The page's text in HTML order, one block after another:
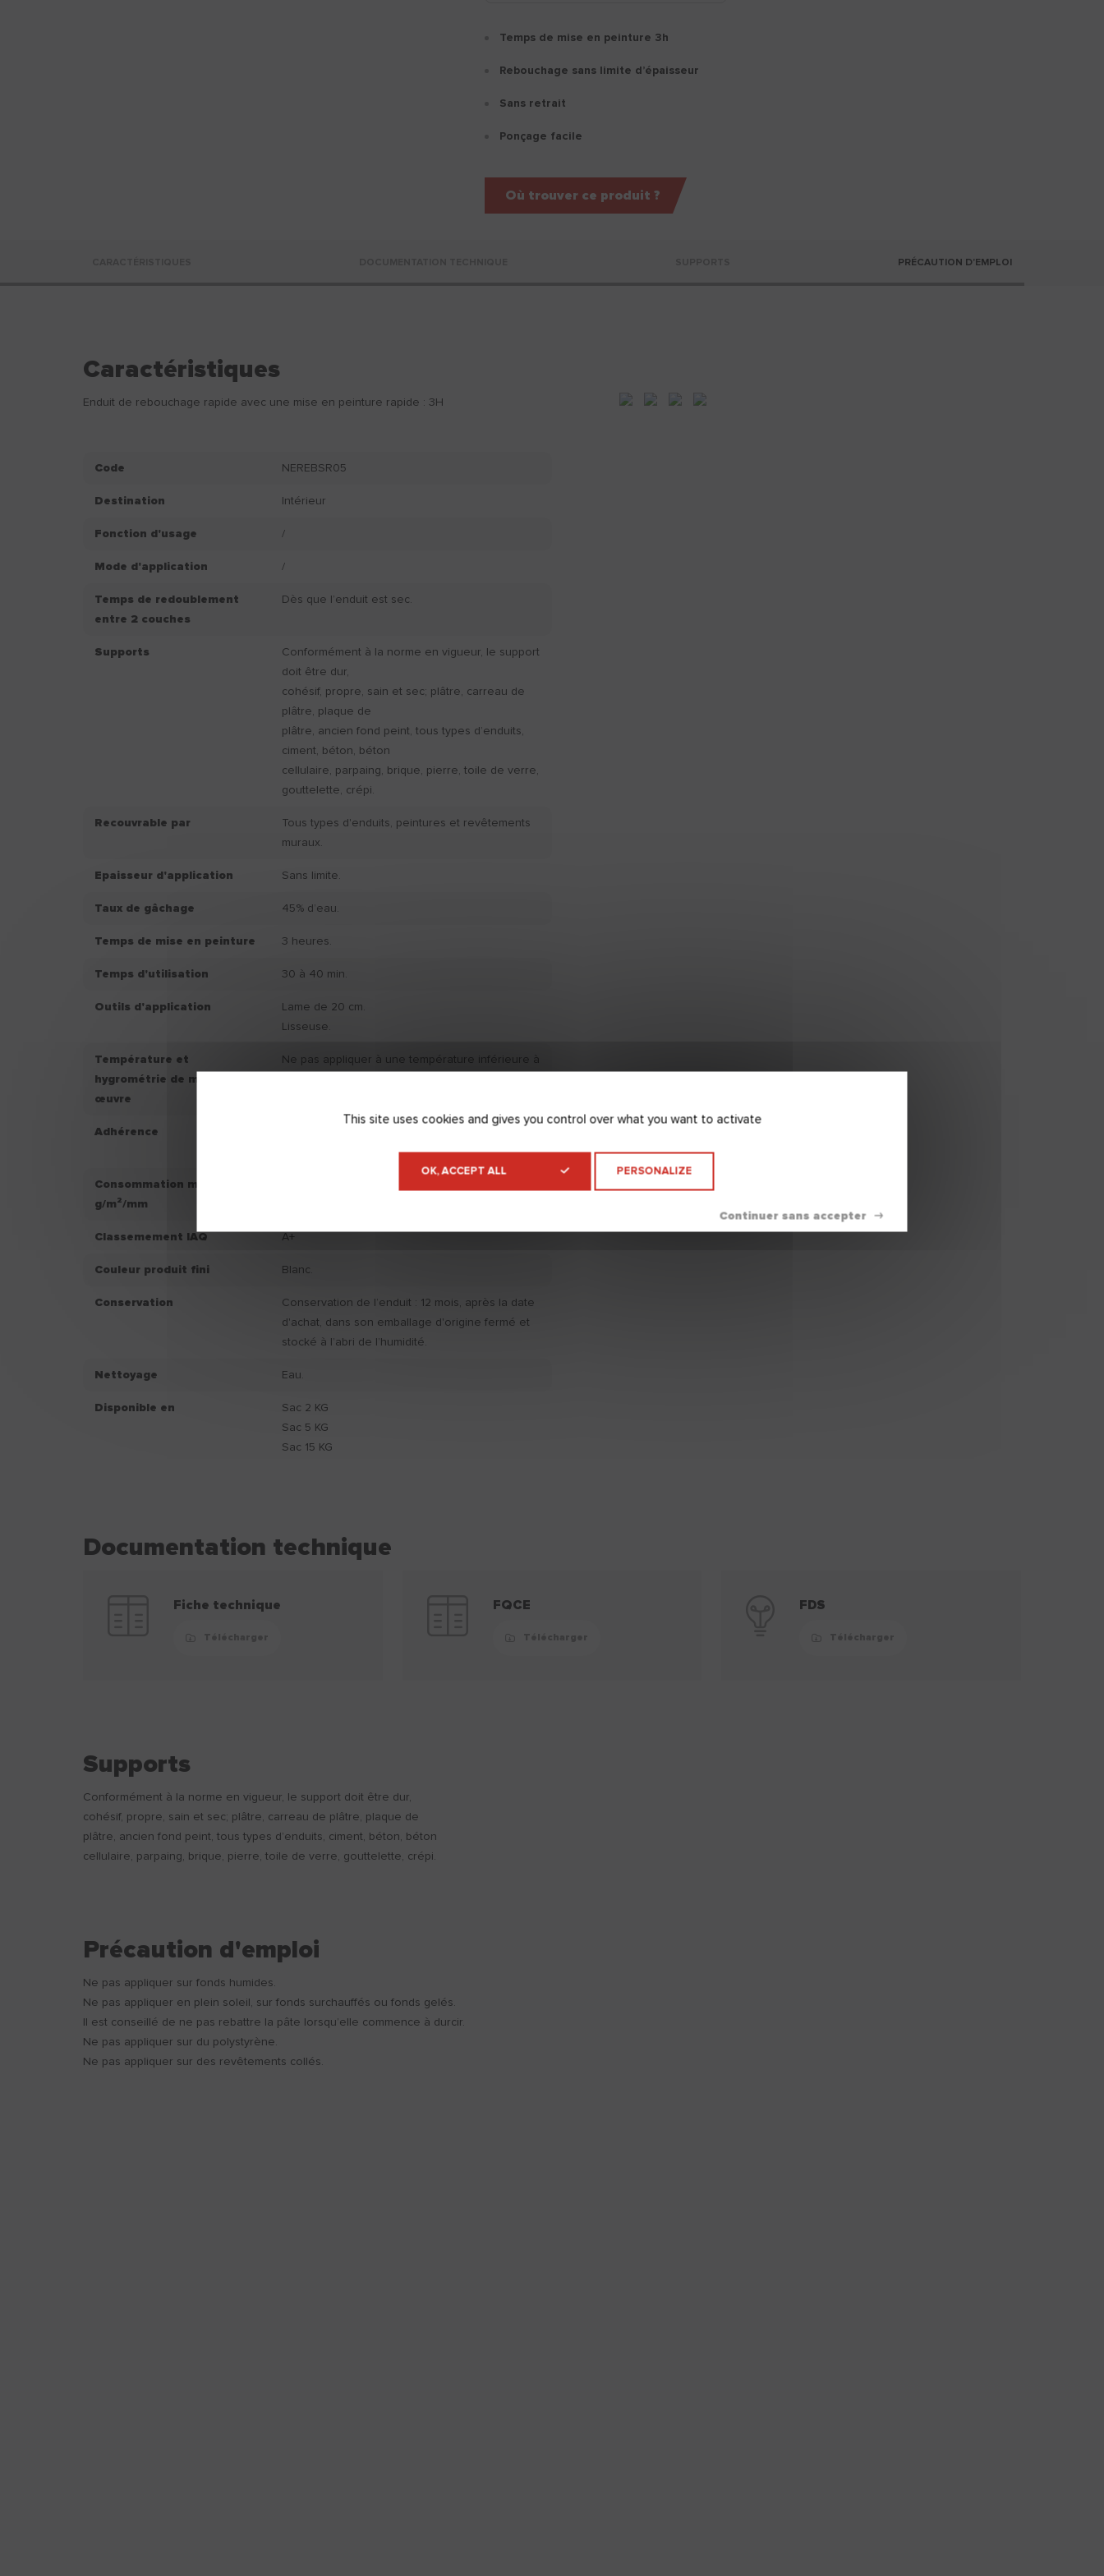
Temps de mise en peinture 3h
Rebouchage sans limite d’épaisseur
Sans retrait
Ponçage facile
Où trouver ce produit ?
PRÉCAUTION D'EMPLOI
Caractéristiques
Enduit de rebouchage rapide avec une mise en peinture rapide : 3H ​
Code NEREBSR05
Destination Intérieur
Fonction d'usage /
Mode d'application /
Temps de redoublement
entre 2 couches
Dès que l’enduit est sec.
Supports
Conformément à la norme en vigueur, le support
doit être dur,
cohésif, propre, sain et sec; plâtre, carreau de
plâtre, plaque de
plâtre, ancien fond peint, tous types d’enduits,
ciment, béton, béton
cellulaire, parpaing, brique, pierre, toile de verre,
gouttelette, crépi.
Recouvrable par
Tous types d'enduits, peintures et revêtements
muraux.
Epaisseur d'application Sans limite.
Taux de gâchage 45% d’eau.
Temps de mise en peinture 3 heures.
Temps d'utilisation 30 à 40 min.
Outils d'application
Lame de 20 cm.
Lisseuse.
Température et
hygrométrie de mise en
œuvre
Ne pas appliquer à une température inférieure à
Adhérence
Consommation moyenne
g/m²/mm
Classemement IAQ A+
Couleur produit fini Blanc.
Conservation
Conservation de l’enduit : 12 mois, après la date
d'achat, dans son emballage d'origine fermé et
stocké à l’abri de l’humidité.
Nettoyage Eau.
Disponible en
Sac 2 KG
Sac 5 KG
Sac 15 KG
Documentation technique
Fiche technique FQCE FDS
Supports
Conformément à la norme en vigueur, le support doit être dur,
cohésif, propre, sain et sec; plâtre, carreau de plâtre, plaque de
plâtre, ancien fond peint, tous types d’enduits, ciment, béton, béton
cellulaire, parpaing, brique, pierre, toile de verre, gouttelette, crépi.
Précaution d'emploi
Ne pas appliquer sur fonds humides.
Ne pas appliquer en plein soleil, sur fonds surchauffés ou fonds gelés.
Il est conseillé de ne pas rebattre la pâte lorsqu’elle commence à durcir.
Ne pas appliquer sur du polystyrène.
Ne pas appliquer sur des revêtements collés.
This site uses cookies and gives you control over what you want to activate
OK, ACCEPT ALL PERSONALIZE